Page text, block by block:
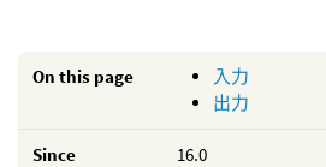
On this page
入力
出力
Since 16.0